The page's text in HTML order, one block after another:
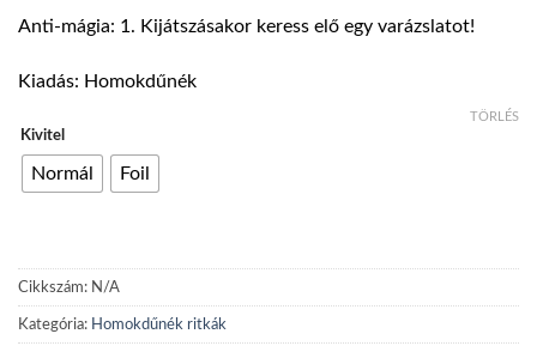
-
Anti-mágia: 1. Kijátszásakor keress elő egy varázslatot!
Kiadás: Homokdűnék
Kivitel
Normál Foil
TÖRLÉS
Cikkszám: N/A
Kategória: Homokdűnék ritkák